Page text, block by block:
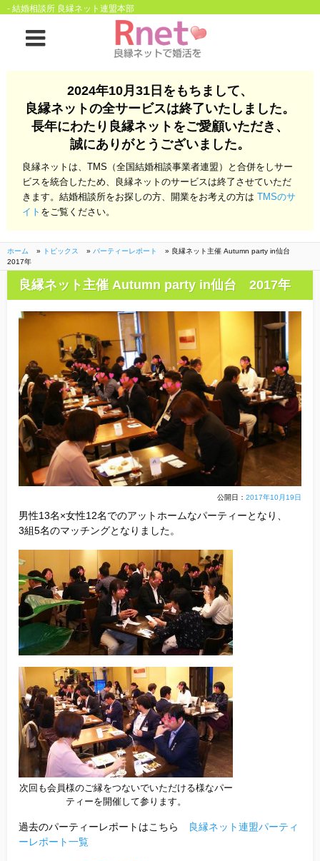
良縁ネットとは
お金のこと
会社概要
よくある質問
る質問
開業支援
お金のこと
会社概要
一般のよくある質問
- 結婚相談所 良縁ネット連盟本部
2024年10月31日をもちまして、
良縁ネットの全サービスは終了いたしました。
長年にわたり良縁ネットをご愛顧いただき、
誠にありがとうございました。
良縁ネットは、TMS（全国結婚相談事業者連盟）と合併をしサー
ビスを統合したため、良縁ネットのサービスは終了させていただ
きます。結婚相談所をお探しの方、開業をお考えの方はTMSのサ
イト をご覧ください。
ホーム » トピックス » パーティーレポート » 良縁ネット主催 Autumn party in仙台
2017年
良縁ネット主催 Autumn party in仙台 2017年
公開日： 2017年10月19日
男性13名×女性12名でのアットホームなパーティーとなり、
3組5名のマッチングとなりました。
次回も会員様のご縁をつないでいただける様なパー
ティーを開催して参ります。
過去のパーティーレポートはこちら
良縁ネット連盟パーティ
ーレポート一覧